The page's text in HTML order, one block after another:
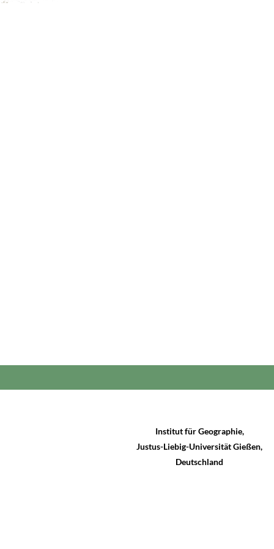
Institut für Geographie,
Justus-Liebig-Universität Gießen,
Deutschland